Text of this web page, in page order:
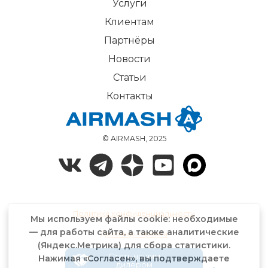
© AIRMASH, 2025
Услуги
Клиентам
Партнёры
Новости
Статьи
Контакты
Политика конфиденциальности
Договор-оферта
Стать нашим
дилером
Мы используем файлы cookie: необходимые
— для работы сайта, а также аналитические
(Яндекс.Метрика) для сбора статистики.
Нажимая «Согласен», вы подтверждаете